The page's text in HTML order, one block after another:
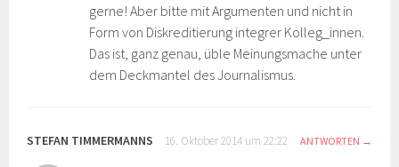
gerne! Aber bitte mit Argumenten und nicht in
Form von Diskreditierung integrer Kolleg_innen.
Das ist, ganz genau, üble Meinungsmache unter
dem Deckmantel des Journalismus.
STEFAN TIMMERMANNS 16. Oktober 2014 um 22:22 ANTWORTEN